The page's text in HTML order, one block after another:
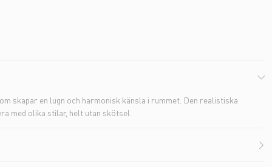
skapar en lugn och harmonisk känsla i rummet. Den realistiska
med olika stilar, helt utan skötsel.